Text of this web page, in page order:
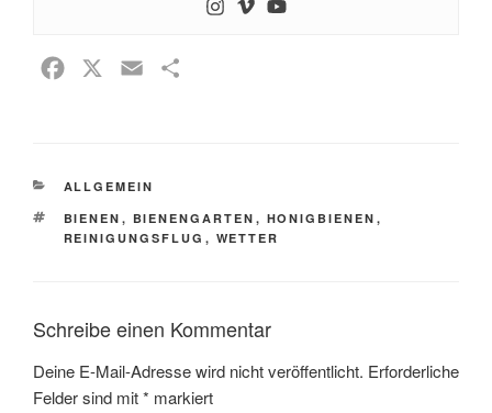
b
o
l
n
KATEGORIEN
ALLGEMEIN
SCHLAGWÖRTER
BIENEN , BIENENGARTEN , HONIGBIENEN ,
REINIGUNGSFLUG , WETTER
Schreibe einen Kommentar
Deine E-Mail-Adresse wird nicht veröffentlicht. Erforderliche
Felder sind mit* markiert